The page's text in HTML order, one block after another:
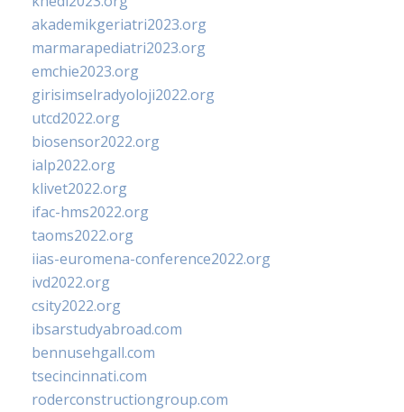
akademikgeriatri2023.org
marmarapediatri2023.org
emchie2023.org
girisimselradyoloji2022.org
utcd2022.org
biosensor2022.org
ialp2022.org
klivet2022.org
ifac-hms2022.org
taoms2022.org
iias-euromena-conference2022.org
ivd2022.org
csity2022.org
ibsarstudyabroad.com
bennusehgall.com
tsecincinnati.com
roderconstructiongroup.com